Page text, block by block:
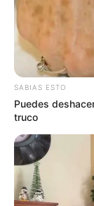
Lea acá: Se
bala de alias el
SABIAS ESTO
Puedes
truco